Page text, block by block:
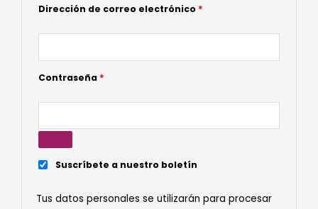
Dirección de correo electrónico *
Contraseña *
Suscríbete a nuestro boletín
Tus datos personales se utilizarán para procesar